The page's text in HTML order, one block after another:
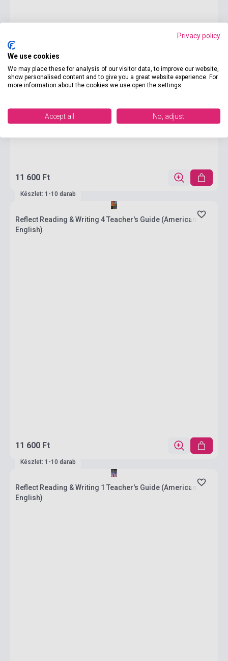
11 600 Ft
Készlet: 1-10 darab
Reflect Reading & Writing 4 Teacher's Guide (American
English)
11 600 Ft
Készlet: 1-10 darab
Reflect Reading & Writing 1 Teacher's Guide (American
English)
Privacy policy
We use cookies
We may place these for analysis of our visitor data, to improve our website,
show personalised content and to give you a great website experience. For
more information about the cookies we use open the settings.
Accept all No, adjust